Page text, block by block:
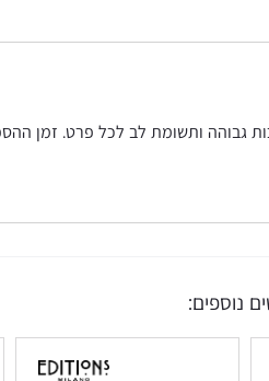
גבוהה ותשומת לב לכל פרט. זמן
נוספים: